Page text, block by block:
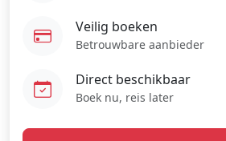
Veilig boeken
Betrouwbare aanbieder
Direct beschikbaar
Boek nu, reis later